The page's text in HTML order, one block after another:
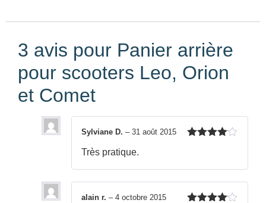
3 avis pour Panier arrière
pour scooters Leo, Orion
et Comet
Sylviane D. – 31 août 2015
Très pratique.
alain r. – 4 octobre 2015